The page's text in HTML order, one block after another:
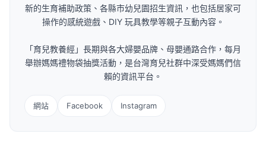
新的生育補助政策、各縣市幼兒園招生資訊，也包括居家可
操作的感統遊戲、DIY 玩具教學等親子互動內容。
「育兒教養經」長期與各大婦嬰品牌、母嬰通路合作，每月
舉辦媽媽禮物袋抽獎活動，是台灣育兒社群中深受媽媽們信
賴的資訊平台。
網站 Facebook Instagram